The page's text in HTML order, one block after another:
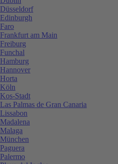
Düsseldorf
Edinburgh
Faro
Frankfurt am Main
Freiburg
Funchal
Hamburg
Hannover
Horta
Köln
Kos-Stadt
Las Palmas de Gran Canaria
Lissabon
Madalena
Malaga
München
Paguera
Palermo